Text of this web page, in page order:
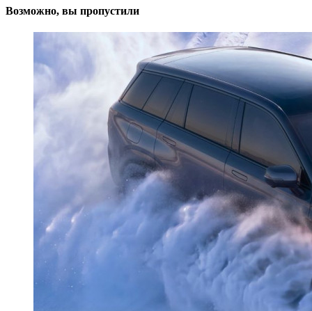
Возможно, вы пропустили